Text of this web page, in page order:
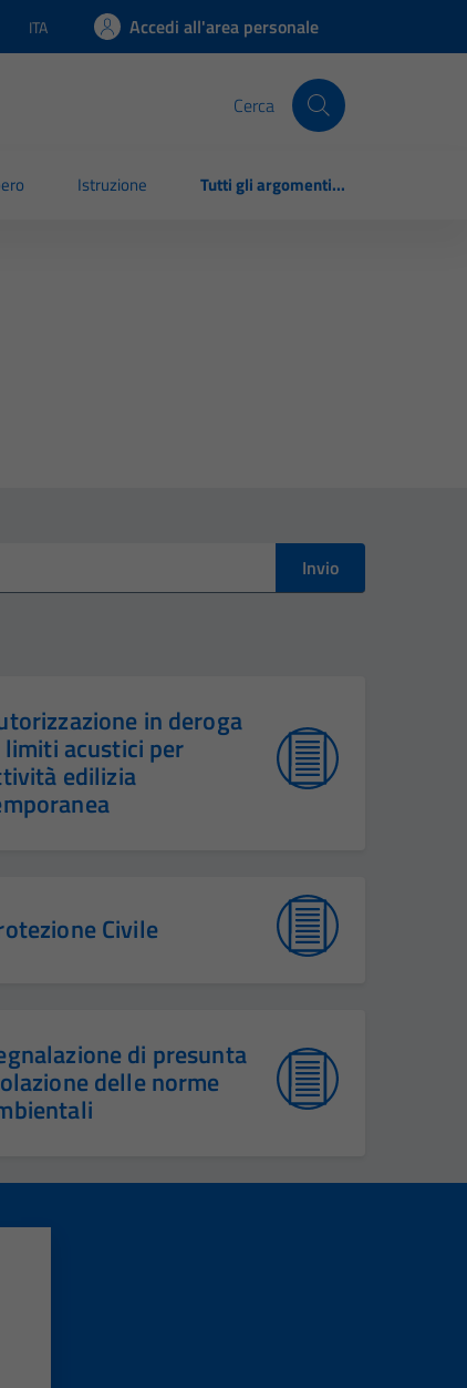
Lingua attiva:
ITA Accedi all'area personale
Cerca
Istruzione Tutti gli argomenti...
Invio
in deroga
limiti acustici per
edilizia
Civile
di presunta
delle norme